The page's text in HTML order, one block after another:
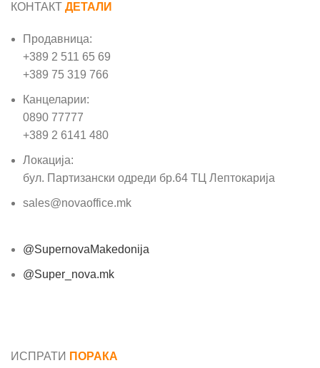
КОНТАКТ ДЕТАЛИ
Продавница:
+389 2 511 65 69
+389 75 319 766
Канцеларии:
0890 77777
+389 2 6141 480
Локација:
бул. Партизански одреди бр.64 ТЦ Лептокарија
sales@novaoffice.mk
@SupernovaMakedonija
@Super_nova.mk
ИСПРАТИ ПОРАКА